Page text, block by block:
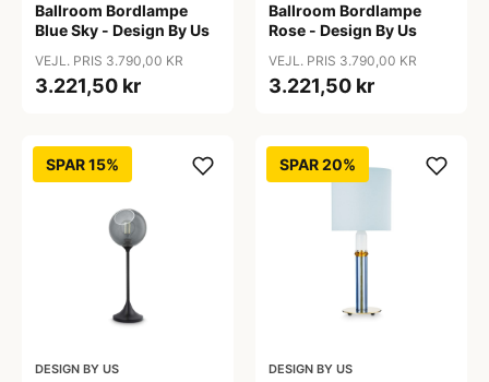
Ballroom Bordlampe
Blue Sky - Design By Us
VEJL. PRIS 3.790,00 KR
3.221,50 kr
Ballroom Bordlampe
Rose - Design By Us
VEJL. PRIS 3.790,00 KR
3.221,50 kr
SPAR 15%
DESIGN BY US
SPAR 20%
DESIGN BY US